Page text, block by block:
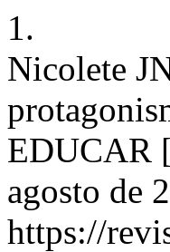
1.
Nicolete
EDUCAR
agosto de
https://